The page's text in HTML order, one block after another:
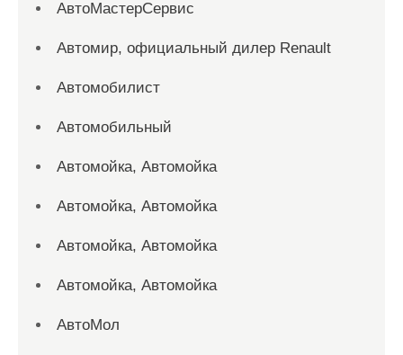
АвтоМастерСервис
Автомир, официальный дилер Renault
Автомобилист
Автомобильный
Автомойка, Автомойка
Автомойка, Автомойка
Автомойка, Автомойка
Автомойка, Автомойка
АвтоМол